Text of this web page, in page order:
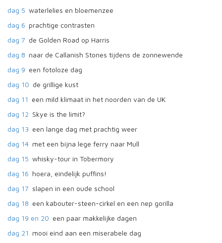
dag 5 waterlelies en bloemenzee
dag 6 prachtige contrasten
dag 7 de Golden Road op Harris
dag 8 naar de Callanish Stones tijdens de zonnewende
dag 9 een fotoloze dag
dag 10 de grillige kust
dag 11 een mild klimaat in het noorden van de UK
dag 12 Skye is the limit?
dag 13 een lange dag met prachtig weer
dag 14 met een bijna lege ferry naar Mull
dag 15 whisky-tour in Tobermory
dag 16 hoera, eindelijk puffins!
dag 17 slapen in een oude school
dag 18 een kabouter-steen-cirkel en een nep gorilla
dag 19 en 20 een paar makkelijke dagen
dag 21 mooi eind aan een miserabele dag